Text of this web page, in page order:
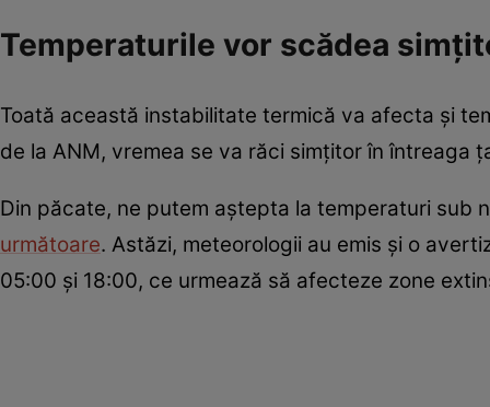
Temperaturile vor scădea
Toată această instabilitate termică va afecta și
de la ANM, vremea se va răci simțitor în întreaga
Din păcate, ne putem aștepta la temperaturi sub
următoare. Astăzi, meteorologii au emis și o
05:00 și 18:00, ce urmează să afecteze zone